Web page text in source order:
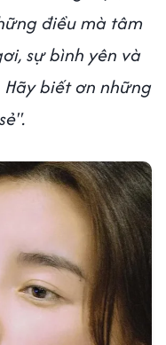
điều mà tâm
sự bình yên và
biết ơn những